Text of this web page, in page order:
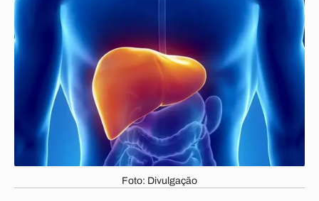
Foto: Divulgação